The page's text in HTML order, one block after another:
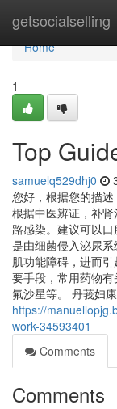
getsocialselling
Home
Home
1
Top
samuelq529dhj0
您好，根据您的描
根据中医辨证，补
路感染。建议可以
是由细菌侵入泌尿
肌功能障碍，进而
要手段，常用药物
氟沙星等。 丹莪妇
https://
work-34593401
Comments
Comments